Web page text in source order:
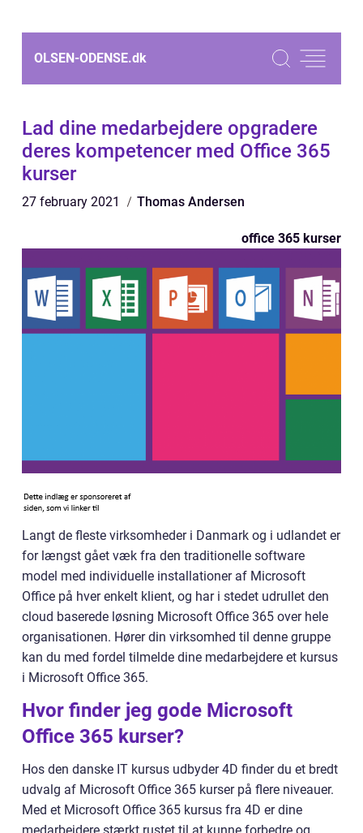
OLSEN-ODENSE.dk
Lad dine medarbejdere opgradere
deres kompetencer med Office 365
kurser
27 february 2021 Thomas Andersen
office 365 kurser
Langt de fleste virksomheder i Danmark og i udlandet er
for længst gået væk fra den traditionelle software
model med individuelle installationer af Microsoft
Office på hver enkelt klient, og har i stedet udrullet den
cloud baserede løsning Microsoft Office 365 over hele
organisationen. Hører din virksomhed til denne gruppe
kan du med fordel tilmelde dine medarbejdere et kursus
i Microsoft Office 365.
Hvor finder jeg gode Microsoft
Office 365 kurser?
Hos den danske IT kursus udbyder 4D finder du et bredt
udvalg af Microsoft Office 365 kurser på flere niveauer.
Med et Microsoft Office 365 kursus fra 4D er dine